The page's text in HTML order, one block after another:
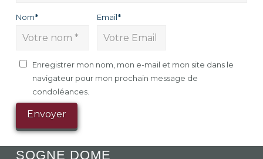
Nom* Email*
Enregistrer mon nom, mon e-mail et mon site dans le
navigateur pour mon prochain message de
condoléances.
SOGNE DOME